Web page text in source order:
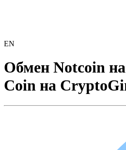
EN
Обмен Notcoin
Coin на